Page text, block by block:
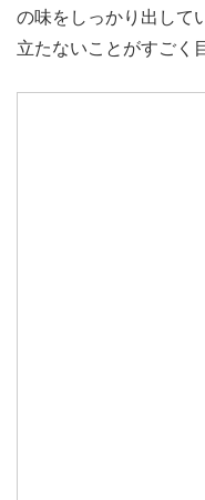
の味をしっかり出して
立たないことがすごく